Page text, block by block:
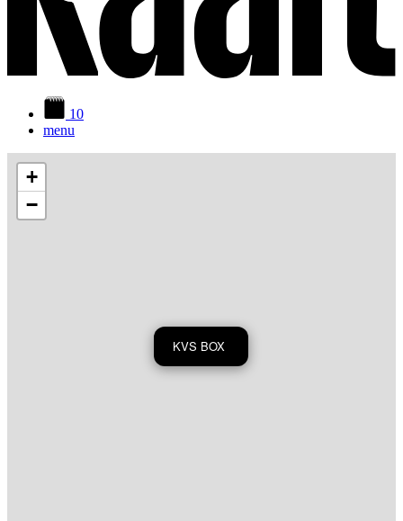
10
menu
KVS BOX
+
−